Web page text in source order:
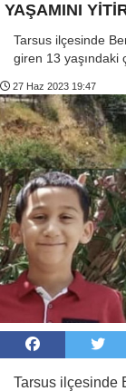
YAŞAMINI
Tarsus ilçesinde
giren 13 yaşındaki
27 Haz 2023 19:47
Tarsus ilçesinde